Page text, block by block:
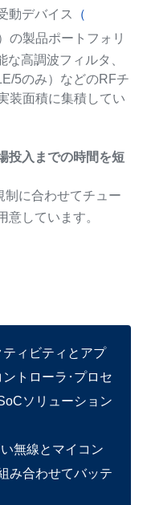
動デバイス
（
の製品ポートフォリ
高調波フィルタ、
5のみ）などのRFチ
装面積に集積してい
投入までの時間を短
制に合わせてチュー
意しています。
ィビティとアプ
トローラ･プロセ
ソリューション
無線とマイコン
み合わせてバッテ